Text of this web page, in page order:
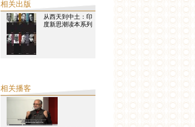
相关出版
从西天到中土：印
度新思潮读本系列
相关播客